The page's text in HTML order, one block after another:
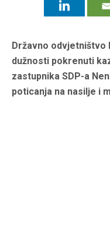
Državno odvjetništvo
dužnosti pokrenuti
zastupnika SDP-a
poticanja na nasilje i